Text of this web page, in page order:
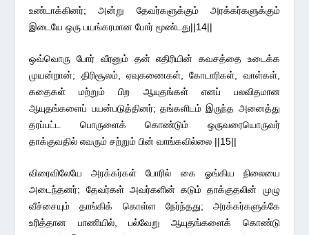
உண்டாக்கினர்; அன்று தேவர்களுக்கும் அரக்கர்களுக்கும்
இடையே ஒரு பயங்கரமான போர் மூண்டது||14||
ஒவ்வொரு போர் வீரனும் தன் எதிரியின் கவசத்தை உடைக்க
முயன்றான்; திரிசூலம், ஏவுகணைகள், கோடாரிகள், வாள்கள்,
கதைகள் மற்றும் பிற ஆயுதங்கள் எனப் பலவிதமான
ஆயுதங்களைப் பயன்படுத்தினர்; தங்களிடம் இருந்த அனைத்து
தரப்பட்ட பொருளைக் கொண்டும் ஒருவரையொருவர்
தாக்குவதில் எவரும் சற்றும் பின் வாங்கவில்லை ||15||
விரைவிலேயே அரக்கர்கள் போரில் கை ஓங்கிய நிலையை
அடைந்தனர்; தேவர்கள் அவர்களின் கடும் தாக்குதலின் முழு
வீச்சையும் தாங்கிக் கொள்ள நேர்ந்தது; அரக்கர்களுக்கே
உரித்தான பாணியில், பல்வேறு ஆயுதங்களைக் கொண்டு